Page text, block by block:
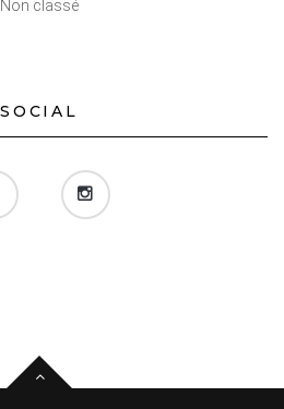
Non classé
SOCIAL